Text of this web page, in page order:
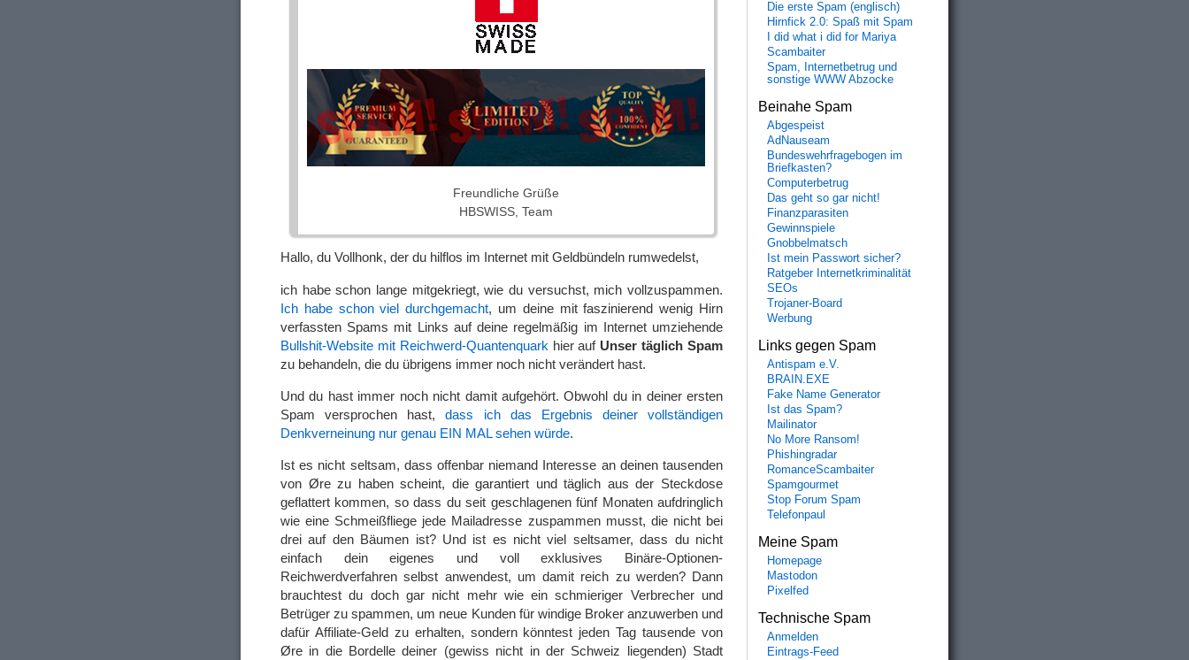
Freundliche Grüße
HBSWISS, Team
Hallo, du Vollhonk, der du hilflos im Internet mit Geldbündeln rumwedelst,
ich habe schon lange mitgekriegt, wie du versuchst, mich vollzuspammen.
Ich habe schon viel durchgemacht, um deine mit faszinierend wenig Hirn
verfassten Spams mit Links auf deine regelmäßig im Internet umziehende
Bullshit-Website mit Reichwerd-Quantenquark hier auf Unser täglich Spam
zu behandeln, die du übrigens immer noch nicht verändert hast.
Und du hast immer noch nicht damit aufgehört. Obwohl du in deiner ersten
Spam versprochen hast,dass ich das Ergebnis deiner vollständigen
Denkverneinung nur genau EIN MAL sehen würde.
Ist es nicht seltsam, dass offenbar niemand Interesse an deinen tausenden
von Øre zu haben scheint, die garantiert und täglich aus der Steckdose
geflattert kommen, so dass du seit geschlagenen fünf Monaten aufdringlich
wie eine Schmeißfliege jede Mailadresse zuspammen musst, die nicht bei
drei auf den Bäumen ist? Und ist es nicht viel seltsamer, dass du nicht
einfach dein eigenes und voll exklusives Binäre-Optionen-
Reichwerdverfahren selbst anwendest, um damit reich zu werden? Dann
brauchtest du doch gar nicht mehr wie ein schmieriger Verbrecher und
Betrüger zu spammen, um neue Kunden für windige Broker anzuwerben und
dafür Affiliate-Geld zu erhalten, sondern könntest jeden Tag tausende von
Øre in die Bordelle deiner (gewiss nicht in der Schweiz liegenden) Stadt
Die erste Spam (englisch)
Hirnfick 2.0: Spaß mit Spam
I did what i did for Mariya
Scambaiter
Spam, Internetbetrug und
sonstige WWW Abzocke
Beinahe Spam
Abgespeist
AdNauseam
Bundeswehrfragebogen im
Briefkasten?
Computerbetrug
Das geht so gar nicht!
Finanzparasiten
Gewinnspiele
Gnobbelmatsch
Ist mein Passwort sicher?
Ratgeber Internetkriminalität
SEOs
Trojaner-Board
Werbung
Links gegen Spam
Antispam e.V.
BRAIN.EXE
Fake Name Generator
Ist das Spam?
Mailinator
No More Ransom!
Phishingradar
RomanceScambaiter
Spamgourmet
Stop Forum Spam
Telefonpaul
Meine Spam
Homepage
Mastodon
Pixelfed
Technische Spam
Anmelden
Eintrags-Feed